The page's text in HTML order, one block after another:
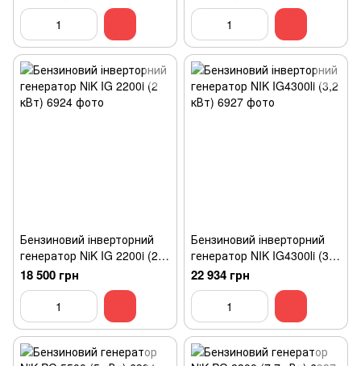
промисловий
Бензиновий інверторний
генератор NiK IG 2200i (2
кВт)
18 500 грн
Бензиновий інверторний
генератор NIK IG4300Іi (3,2
кВт)
22 934 грн